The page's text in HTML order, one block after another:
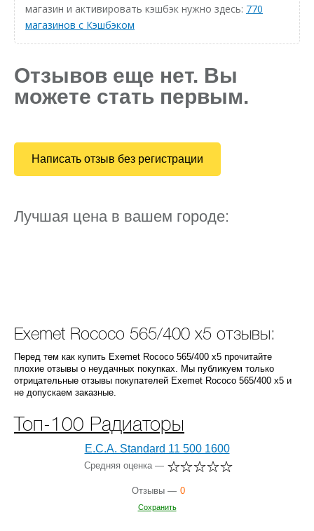
магазин и активировать кэшбэк нужно здесь: 770
магазинов с Кэшбэком
Отзывов еще нет. Вы
можете стать первым.
Написать отзыв без регистрации
Лучшая цена в вашем городе:
Exemet Rococo 565/400 x5 отзывы:
Перед тем как купить Exemet Rococo 565/400 x5 прочитайте
плохие отзывы о неудачных покупках. Мы публикуем только
отрицательные отзывы покупателей Exemet Rococo 565/400 x5 и
не допускаем заказные.
Топ-100 Радиаторы
E.C.A. Standard 11 500 1600
Средняя оценка —
Отзывы — 0
Сохранить